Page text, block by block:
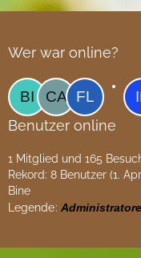
Wer war online?
Benutzer online
1 Mitglied und 165
Rekord: 8 Benutzer (1.
Bine
Legende